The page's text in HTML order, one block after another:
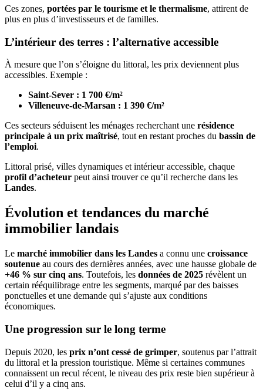
Ces zones, portées par le tourisme et le thermalisme, attirent de
plus en plus d’investisseurs et de familles.
L’intérieur des terres : l’alternative accessible
À mesure que l’on s’éloigne du littoral, les prix deviennent plus
accessibles. Exemple :
Saint-Sever : 1 700 €/m²
Villeneuve-de-Marsan : 1 390 €/m²
Ces secteurs séduisent les ménages recherchant une résidence
principale à un prix maîtrisé, tout en restant proches du bassin de
l’emploi.
Littoral prisé, villes dynamiques et intérieur accessible, chaque
profil d’acheteur peut ainsi trouver ce qu’il recherche dans les
Landes.
Évolution et tendances du marché
immobilier landais
Le marché immobilier dans les Landes a connu une croissance
soutenue au cours des dernières années, avec une hausse globale de
+46 % sur cinq ans. Toutefois, les données de 2025 révèlent un
certain rééquilibrage entre les segments, marqué par des baisses
ponctuelles et une demande qui s’ajuste aux conditions
économiques.
Une progression sur le long terme
Depuis 2020, les prix n’ont cessé de grimper, soutenus par l’attrait
du littoral et la pression touristique. Même si certaines communes
connaissent un recul récent, le niveau des prix reste bien supérieur à
celui d’il y a cinq ans.